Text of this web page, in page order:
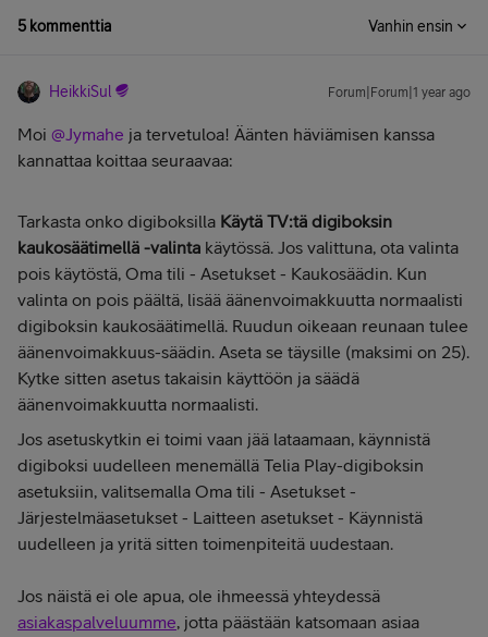
5 kommenttia Vanhin ensin
HeikkiSul Forum|Forum|1 year ago
Moi @Jymahe ja tervetuloa! Äänten häviämisen kanssa
kannattaa koittaa seuraavaa:
Tarkasta onko digiboksilla Käytä TV:tä digiboksin
kaukosäätimellä -valinta käytössä. Jos valittuna, ota valinta
pois käytöstä, Oma tili - Asetukset - Kaukosäädin. Kun
valinta on pois päältä, lisää äänenvoimakkuutta normaalisti
digiboksin kaukosäätimellä. Ruudun oikeaan reunaan tulee
äänenvoimakkuus-säädin. Aseta se täysille (maksimi on 25).
Kytke sitten asetus takaisin käyttöön ja säädä
äänenvoimakkuutta normaalisti.
Jos asetuskytkin ei toimi vaan jää lataamaan, käynnistä
digiboksi uudelleen menemällä Telia Play-digiboksin
asetuksiin, valitsemalla Oma tili - Asetukset -
Järjestelmäasetukset - Laitteen asetukset - Käynnistä
uudelleen ja yritä sitten toimenpiteitä uudestaan.
Jos näistä ei ole apua, ole ihmeessä yhteydessä
asiakaspalveluumme, jotta päästään katsomaan asiaa